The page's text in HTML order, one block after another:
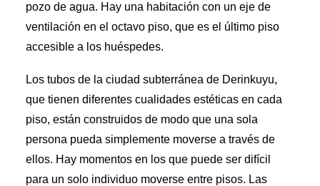
pozo de agua. Hay una habitación con un eje de
ventilación en el octavo piso, que es el último piso
accesible a los huéspedes.
Los tubos de la ciudad subterránea de Derinkuyu,
que tienen diferentes cualidades estéticas en cada
piso, están construidos de modo que una sola
persona pueda simplemente moverse a través de
ellos. Hay momentos en los que puede ser difícil
para un solo individuo moverse entre pisos. Las